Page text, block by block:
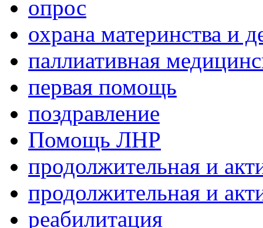
опрос
охрана материнства и
паллиативная
первая помощь
поздравление
Помощь ЛНР
продолжительная и
продолжительная и
реабилитация